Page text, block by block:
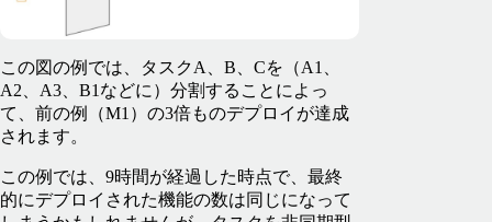
この図の例では、タスクA、B、Cを（A1、
A2、A3、B1などに）分割することによっ
て、前の例（M1）の3倍ものデプロイが達成
されます。
この例では、9時間が経過した時点で、最終
的にデプロイされた機能の数は同じになって